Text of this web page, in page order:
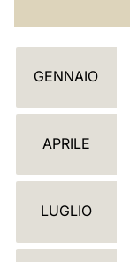
C
L
D
R
GENNAIO
APRILE
LUGLIO